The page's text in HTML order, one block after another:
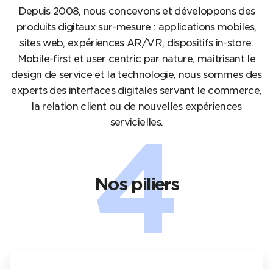
Depuis 2008, nous concevons et développons des
produits digitaux sur-mesure : applications mobiles,
sites web, expériences AR/VR, dispositifs in-store.
Mobile-first et user centric par nature, maîtrisant le
design de service et la technologie, nous sommes des
experts des interfaces digitales servant le commerce,
la relation client ou de nouvelles expériences
servicielles.
4
Nos piliers